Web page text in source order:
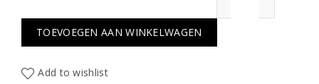
TOEVOEGEN AAN WINKELWAGEN
Add to wishlist